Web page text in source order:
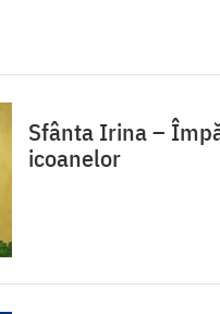
Sfânta Irina –
icoanelor